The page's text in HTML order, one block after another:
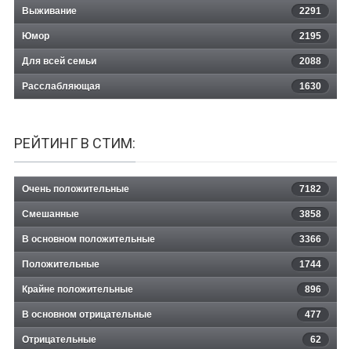
Выживание 2291
Юмор 2195
Для всей семьи 2088
Расслабляющая 1630
РЕЙТИНГ В СТИМ:
Очень положительные 7182
Смешанные 3858
В основном положительные 3366
Положительные 1744
Крайне положительные 896
В основном отрицательные 477
Отрицательные 62